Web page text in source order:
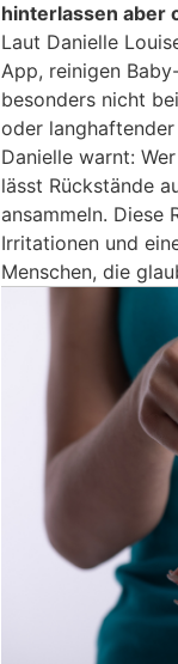
hinterlassen aber
Laut Danielle
App, reinigen
besonders nicht
oder langhaftender
Danielle warnt:
lässt Rückstände
ansammeln. Diese
Irritationen und
Menschen, die